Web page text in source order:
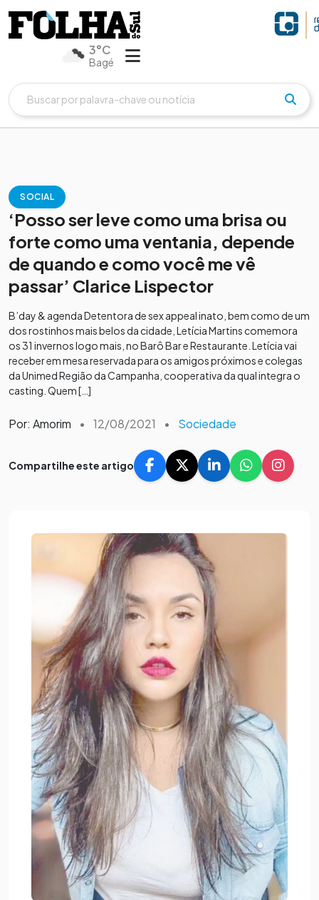
3°C
Bagé
SOCIAL
‘Posso ser leve como uma brisa ou
forte como uma ventania, depende
de quando e como você me vê
passar’ Clarice Lispector
B’day & agenda Detentora de sex appeal inato, bem como de um
dos rostinhos mais belos da cidade, Letícia Martins comemora
os 31 invernos logo mais, no Barô Bar e Restaurante. Letícia vai
receber em mesa reservada para os amigos próximos e colegas
da Unimed Região da Campanha, cooperativa da qual integra o
casting. Quem […]
Por: Amorim • 12/08/2021 • Sociedade
Compartilhe este artigo